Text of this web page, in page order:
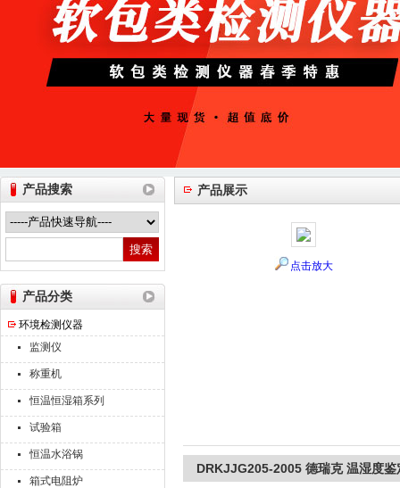
山东德瑞克仪器股份有限公司
产品搜索
产品分类
环境检测仪器
监测仪
称重机
恒温恒湿箱系列
试验箱
恒温水浴锅
箱式电阻炉
产品展示
点击放大
DRKJJG205-2005 德瑞克 温湿度鉴